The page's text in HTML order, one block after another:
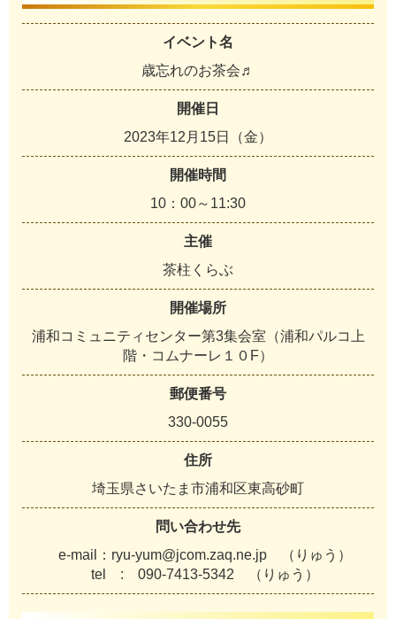
イベント名
歳忘れのお茶会♬
開催日
2023年12月15日（金）
開催時間
10：00～11:30
主催
茶柱くらぶ
開催場所
浦和コミュニティセンター第3集会室（浦和パルコ上
階・コムナーレ１０F）
郵便番号
330-0055
住所
埼玉県さいたま市浦和区東高砂町
問い合わせ先
e-mail：ryu-yum@jcom.zaq.ne.jp （りゅう）
tel : 090-7413-5342 （りゅう）